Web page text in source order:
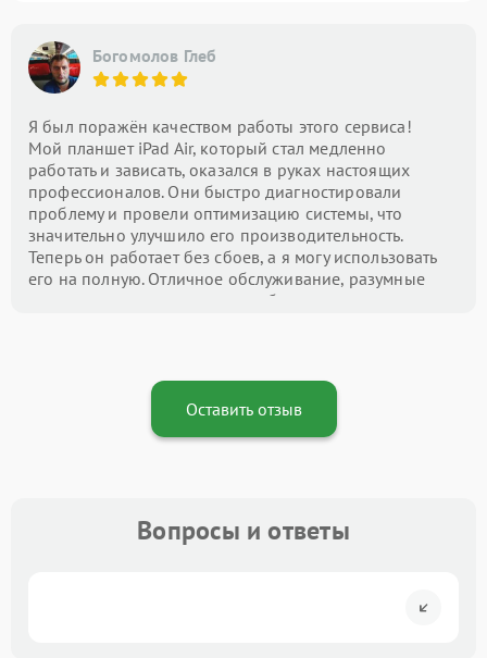
Богомолов Глеб
Я был поражён качеством работы этого сервиса!
Мой планшет iPad Air, который стал медленно
работать и зависать, оказался в руках настоящих
профессионалов. Они быстро диагностировали
проблему и провели оптимизацию системы, что
значительно улучшило его производительность.
Теперь он работает без сбоев, а я могу использовать
его на полную. Отличное обслуживание, разумные
цены и внимание к деталям — буду рекомендовать
Оставить отзыв
Вопросы и ответы